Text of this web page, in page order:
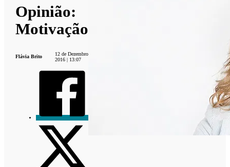
Opinião:
Motivação
Flávia Brito
12 de Dezembro
2016 | 13:07